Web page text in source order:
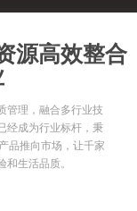
6 7 8
源高效整合
管理，融合多行业技
经成为行业标杆，秉
品推向市场，让千家
生活品质。